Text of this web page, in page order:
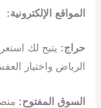
المواقع الإلكترونية:
حراج: يتيح لك
الرياض واختيار
السوق المفتوح: